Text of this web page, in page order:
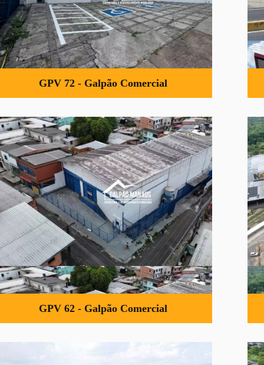
GPV 72 - Galpão Comercial
Ver Detalhes »
GPV 62 - Galpão Comercial
GPV 62 - Galpão Comercial
Excelente oportunidade de galpão comercial
disponível para venda, imóvel localizado próximo ao
Distrito Industrial de Manaus.
R$ 4.000.000,00
Ver Detalhes »